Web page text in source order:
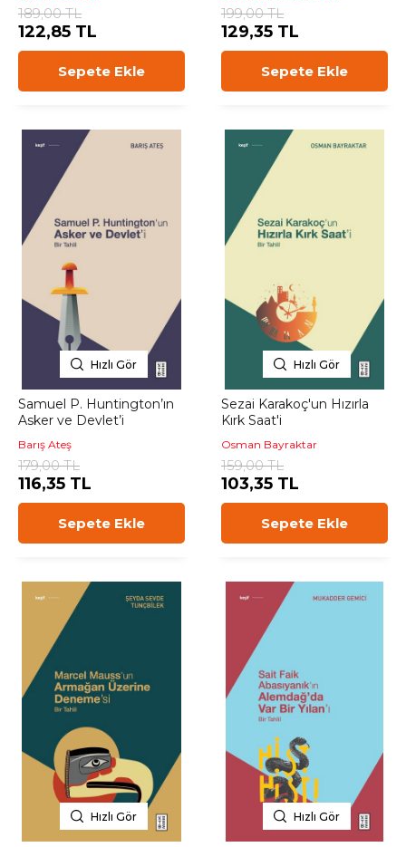
189,00 TL
122,85 TL
Sepete Ekle
199,00 TL
129,35 TL
Sepete Ekle
Hızlı Gör
Samuel P. Huntington’ın
Asker ve Devlet’i
Barış Ateş
179,00 TL
116,35 TL
Sepete Ekle
Hızlı Gör
Sezai Karakoç'un Hızırla
Kırk Saat'i
Osman Bayraktar
159,00 TL
103,35 TL
Sepete Ekle
Hızlı Gör Hızlı Gör